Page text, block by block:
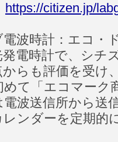
https://citizen.jp/
波時計：エコ・
電時計で、シチ
らも評価を受け
て「エコマーク
波送信所から送
ンダーを定期的